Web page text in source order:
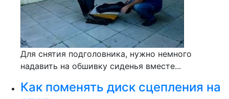
Для снятия подголовника, нужно немного
надавить на обшивку сиденья вместе...
Как поменять диск сцепления на